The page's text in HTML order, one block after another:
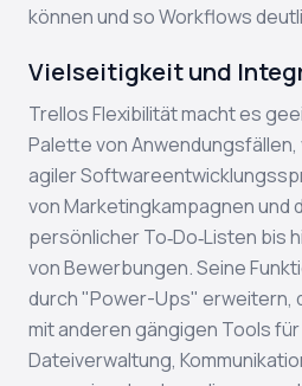
können und so Workflows
Vielseitigkeit und
Trellos Flexibilität macht es
Palette von
agiler
von Marketingkampagnen und
persönlicher To‑Do‑Listen bis
von Bewerbungen. Seine
durch "Power-Ups" erweitern,
mit anderen gängigen Tools für
Dateiverwaltung,